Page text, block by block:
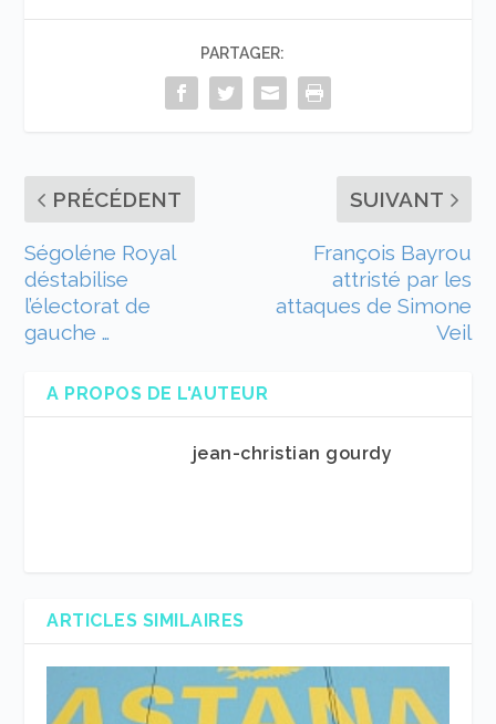
PARTAGER:
PRÉCÉDENT
Ségoléne Royal
déstabilise
l’électorat de
gauche …
SUIVANT
François Bayrou
attristé par les
attaques de Simone
Veil
A PROPOS DE L'AUTEUR
jean-christian gourdy
ARTICLES SIMILAIRES